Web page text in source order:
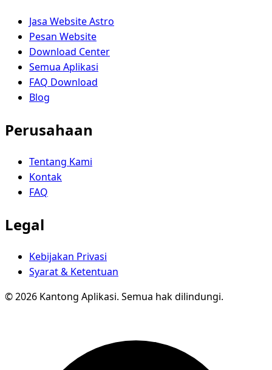
Jasa Website Astro
Pesan Website
Download Center
Semua Aplikasi
FAQ Download
Blog
Perusahaan
Tentang Kami
Kontak
FAQ
Legal
Kebijakan Privasi
Syarat & Ketentuan
© 2026 Kantong Aplikasi. Semua hak dilindungi.